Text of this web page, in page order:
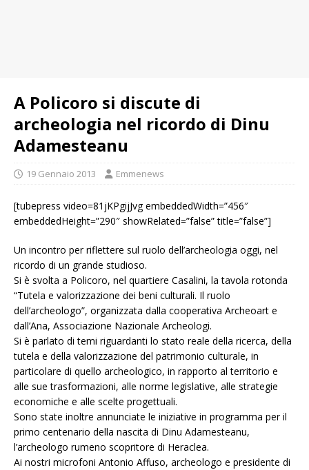
A Policoro si discute di
archeologia nel ricordo di Dinu
Adamesteanu
19 Gennaio 2013 Emmenews
[tubepress video=81jKPgijJvg embeddedWidth=”456″
embeddedHeight=”290″ showRelated=”false” title=”false”]
Un incontro per riflettere sul ruolo dell’archeologia oggi, nel
ricordo di un grande studioso.
Si è svolta a Policoro, nel quartiere Casalini, la tavola rotonda
“Tutela e valorizzazione dei beni culturali. Il ruolo
dell’archeologo”, organizzata dalla cooperativa Archeoart e
dall’Ana, Associazione Nazionale Archeologi.
Si è parlato di temi riguardanti lo stato reale della ricerca, della
tutela e della valorizzazione del patrimonio culturale, in
particolare di quello archeologico, in rapporto al territorio e
alle sue trasformazioni, alle norme legislative, alle strategie
economiche e alle scelte progettuali.
Sono state inoltre annunciate le iniziative in programma per il
primo centenario della nascita di Dinu Adamesteanu,
l’archeologo rumeno scopritore di Heraclea.
Ai nostri microfoni Antonio Affuso, archeologo e presidente di